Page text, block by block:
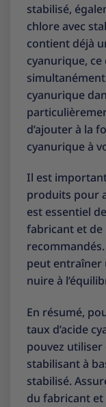
stabilisé,
chlore avec
contient déjà
cyanurique,
simultanément
cyanurique
d’ajouter à la
cyanurique à
Il est
produits pour
est essentiel
fabricant et de
peut entraîner
nuire à
En résumé,
taux d’acide
pouvez
stabilisant à
stabilisé.
du fabricant